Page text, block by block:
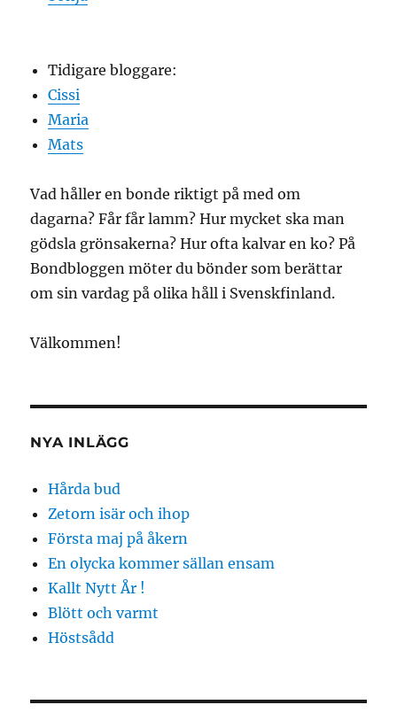
Tidigare bloggare:
Cissi
Maria
Mats
Vad håller en bonde riktigt på med om
dagarna? Får får lamm? Hur mycket ska man
gödsla grönsakerna? Hur ofta kalvar en ko? På
Bondbloggen möter du bönder som berättar
om sin vardag på olika håll i Svenskfinland.
Välkommen!
NYA INLÄGG
Hårda bud
Zetorn isär och ihop
Första maj på åkern
En olycka kommer sällan ensam
Kallt Nytt År !
Blött och varmt
Höstsådd